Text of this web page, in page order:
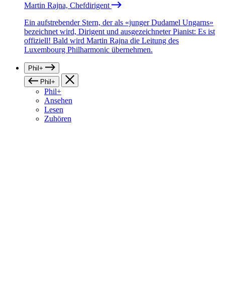
Martin Rajna, Chefdirigent
Ein aufstrebender Stern, der als «junger Dudamel Ungarns»
bezeichnet wird, Dirigent und ausgezeichneter Pianist: Es ist
offiziell! Bald wird Martin Rajna die Leitung des
Luxembourg Philharmonic übernehmen.
Phil+
Phil+
Phil+
Ansehen
Lesen
Zuhören